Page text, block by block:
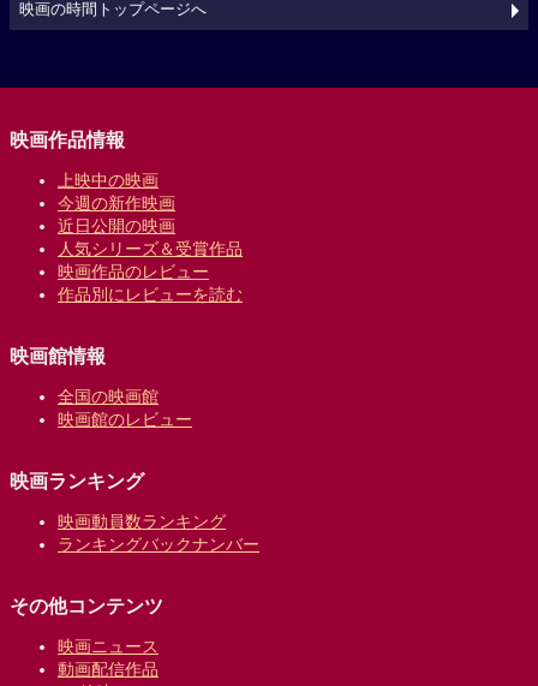
映画の時間トップページへ
映画作品情報
上映中の映画
今週の新作映画
近日公開の映画
人気シリーズ＆受賞作品
映画作品のレビュー
作品別にレビューを読む
映画館情報
全国の映画館
映画館のレビュー
映画ランキング
映画動員数ランキング
ランキングバックナンバー
その他コンテンツ
映画ニュース
動画配信作品